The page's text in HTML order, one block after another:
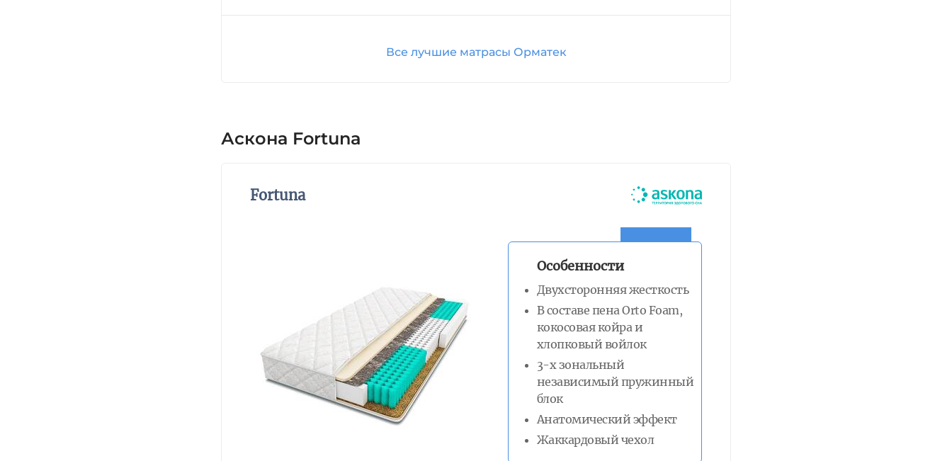
Все лучшие матрасы Орматек
Аскона Fortuna
Fortuna
Особенности
Двухсторонняя жесткость
В составе пена Orto Foam,
кокосовая койра и
хлопковый войлок
3-х зональный
независимый пружинный
блок
Анатомический эффект
Жаккардовый чехол